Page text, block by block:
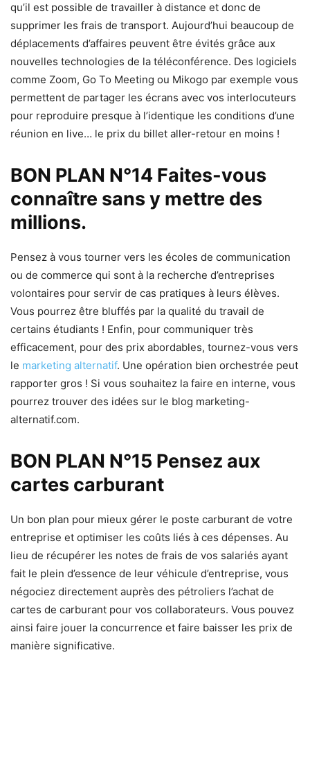
qu’il est possible de travailler à distance et donc de
supprimer les frais de transport. Aujourd’hui beaucoup de
déplacements d’affaires peuvent être évités grâce aux
nouvelles technologies de la téléconférence. Des logiciels
comme Zoom, Go To Meeting ou Mikogo par exemple vous
permettent de partager les écrans avec vos interlocuteurs
pour reproduire presque à l’identique les conditions d’une
réunion en live… le prix du billet aller-retour en moins !
BON PLAN N°14 Faites-vous
connaître sans y mettre des
millions.
Pensez à vous tourner vers les écoles de communication
ou de commerce qui sont à la recherche d’entreprises
volontaires pour servir de cas pratiques à leurs élèves.
Vous pourrez être bluffés par la qualité du travail de
certains étudiants ! Enfin, pour communiquer très
efficacement, pour des prix abordables, tournez-vous vers
le marketing alternatif. Une opération bien orchestrée peut
rapporter gros ! Si vous souhaitez la faire en interne, vous
pourrez trouver des idées sur le blog marketing-
alternatif.com.
BON PLAN N°15 Pensez aux
cartes carburant
Un bon plan pour mieux gérer le poste carburant de votre
entreprise et optimiser les coûts liés à ces dépenses. Au
lieu de récupérer les notes de frais de vos salariés ayant
fait le plein d’essence de leur véhicule d’entreprise, vous
négociez directement auprès des pétroliers l’achat de
cartes de carburant pour vos collaborateurs. Vous pouvez
ainsi faire jouer la concurrence et faire baisser les prix de
manière significative.